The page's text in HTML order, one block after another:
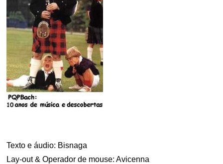
Texto e áudio: Bisnaga
Lay-out & Operador de mouse: Avicenna